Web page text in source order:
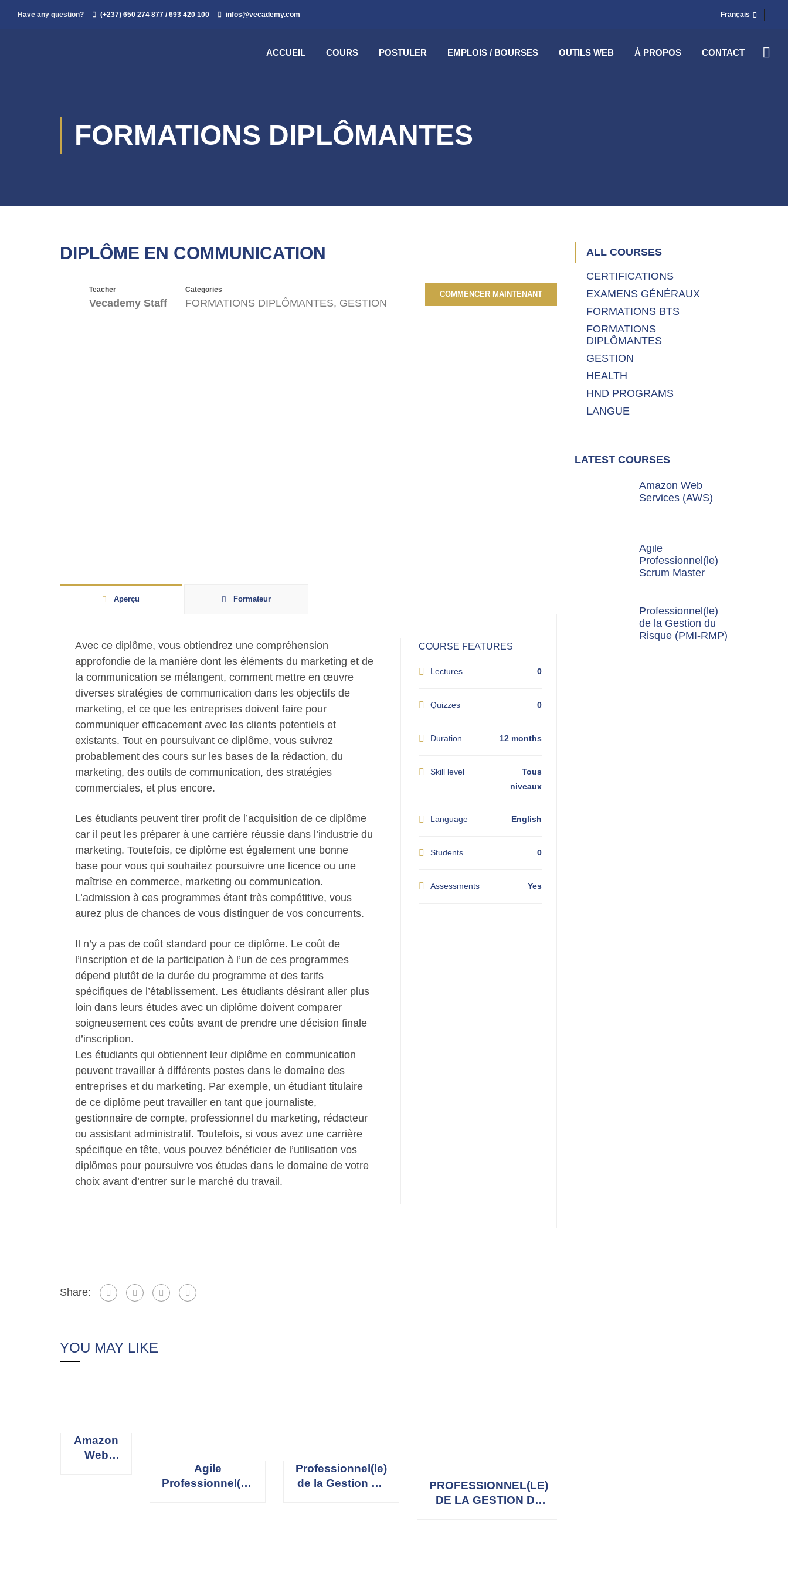
Have any question? (+237) 650 274 877 / 693 420 100 infos@vecademy.com Français
ACCUEIL COURS POSTULER EMPLOIS / BOURSES OUTILS WEB À PROPOS CONTACT
FORMATIONS DIPLÔMANTES
DIPLÔME EN COMMUNICATION
Teacher
Vecademy Staff
Categories
FORMATIONS DIPLÔMANTES, GESTION
COMMENCER MAINTENANT
Aperçu Formateur
Avec ce diplôme, vous obtiendrez une compréhension
approfondie de la manière dont les éléments du marketing et de
la communication se mélangent, comment mettre en œuvre
diverses stratégies de communication dans les objectifs de
marketing, et ce que les entreprises doivent faire pour
communiquer efficacement avec les clients potentiels et
existants. Tout en poursuivant ce diplôme, vous suivrez
probablement des cours sur les bases de la rédaction, du
marketing, des outils de communication, des stratégies
commerciales, et plus encore.
Les étudiants peuvent tirer profit de l’acquisition de ce diplôme
car il peut les préparer à une carrière réussie dans l’industrie du
marketing. Toutefois, ce diplôme est également une bonne
base pour vous qui souhaitez poursuivre une licence ou une
maîtrise en commerce, marketing ou communication.
L’admission à ces programmes étant très compétitive, vous
aurez plus de chances de vous distinguer de vos concurrents.
Il n’y a pas de coût standard pour ce diplôme. Le coût de
l’inscription et de la participation à l’un de ces programmes
dépend plutôt de la durée du programme et des tarifs
spécifiques de l’établissement. Les étudiants désirant aller plus
loin dans leurs études avec un diplôme doivent comparer
soigneusement ces coûts avant de prendre une décision finale
d’inscription.
Les étudiants qui obtiennent leur diplôme en communication
peuvent travailler à différents postes dans le domaine des
entreprises et du marketing. Par exemple, un étudiant titulaire
de ce diplôme peut travailler en tant que journaliste,
gestionnaire de compte, professionnel du marketing, rédacteur
ou assistant administratif. Toutefois, si vous avez une carrière
spécifique en tête, vous pouvez bénéficier de l’utilisation vos
diplômes pour poursuivre vos études dans le domaine de votre
choix avant d’entrer sur le marché du travail.
COURSE FEATURES
Lectures 0
Quizzes 0
Duration 12 months
Skill level
Tous
niveaux
Language English
Students 0
Assessments Yes
Share:
YOU MAY LIKE
Amazon
Web
Agile
Professionnel(le)
Professionnel(le)
de la Gestion du
PROFESSIONNEL(LE)
DE LA GESTION DE
ALL COURSES
CERTIFICATIONS
EXAMENS GÉNÉRAUX
FORMATIONS BTS
FORMATIONS
DIPLÔMANTES
GESTION
HEALTH
HND PROGRAMS
LANGUE
LATEST COURSES
Amazon Web
Services (AWS)
Agile
Professionnel(le)
Scrum Master
Professionnel(le)
de la Gestion du
Risque (PMI-RMP)